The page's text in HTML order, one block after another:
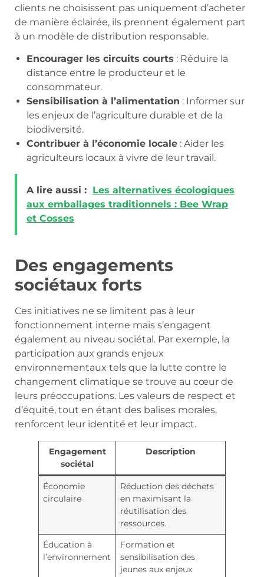
clients ne choisissent pas uniquement d’acheter
de manière éclairée, ils prennent également part
à un modèle de distribution responsable.
Encourager les circuits courts : Réduire la
distance entre le producteur et le
consommateur.
Sensibilisation à l’alimentation : Informer sur
les enjeux de l’agriculture durable et de la
biodiversité.
Contribuer à l’économie locale : Aider les
agriculteurs locaux à vivre de leur travail.
A lire aussi : Les alternatives écologiques
aux emballages traditionnels : Bee Wrap
et Cosses
Des engagements
sociétaux forts
Ces initiatives ne se limitent pas à leur
fonctionnement interne mais s’engagent
également au niveau sociétal. Par exemple, la
participation aux grands enjeux
environnementaux tels que la lutte contre le
changement climatique se trouve au cœur de
leurs préoccupations. Les valeurs de respect et
d’équité, tout en étant des balises morales,
renforcent leur identité et leur impact.
Engagement
sociétal
Description
Économie
circulaire
Réduction des déchets
en maximisant la
réutilisation des
ressources.
Éducation à
l’environnement
Formation et
sensibilisation des
jeunes aux enjeux